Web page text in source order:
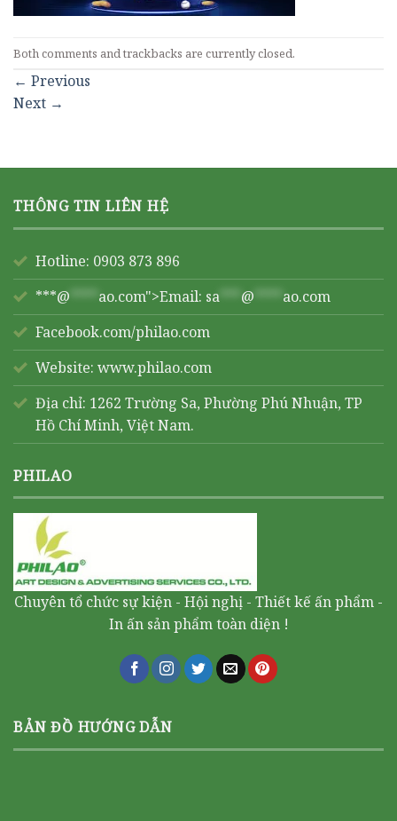
Both comments and trackbacks are currently closed.
← Previous
Next →
THÔNG TIN LIÊN HỆ
Hotline: 0903 873 896
***@ **** ao.com">Email: sa *** @ **** ao.com
Facebook.com/philao.com
Website: www.philao.com
Địa chỉ: 1262 Trường Sa, Phường Phú Nhuận, TP
Hồ Chí Minh, Việt Nam.
PHILAO
Chuyên tổ chức sự kiện - Hội nghị - Thiết kế ấn phẩm -
In ấn sản phẩm toàn diện !
BẢN ĐỒ HƯỚNG DẪN